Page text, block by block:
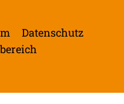
Datenschutz